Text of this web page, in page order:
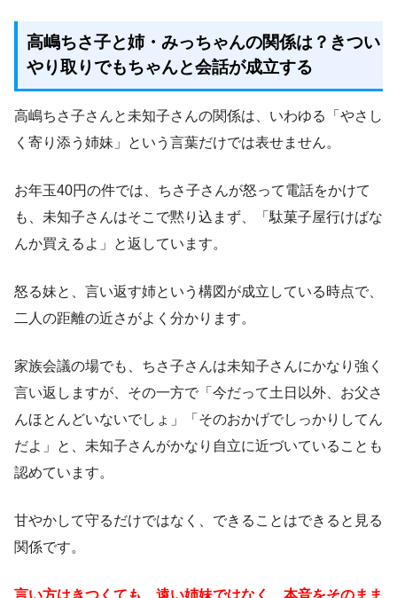
高嶋ちさ子と姉・みっちゃんの関係は？きつい
やり取りでもちゃんと会話が成立する
高嶋ちさ子さんと未知子さんの関係は、いわゆる「やさし
く寄り添う姉妹」という言葉だけでは表せません。
お年玉40円の件では、ちさ子さんが怒って電話をかけて
も、未知子さんはそこで黙り込まず、「駄菓子屋行けばな
んか買えるよ」と返しています。
怒る妹と、言い返す姉という構図が成立している時点で、
二人の距離の近さがよく分かります。
家族会議の場でも、ちさ子さんは未知子さんにかなり強く
言い返しますが、その一方で「今だって土日以外、お父さ
んほとんどいないでしょ」「そのおかげでしっかりしてん
だよ」と、未知子さんがかなり自立に近づいていることも
認めています。
甘やかして守るだけではなく、できることはできると見る
関係です。